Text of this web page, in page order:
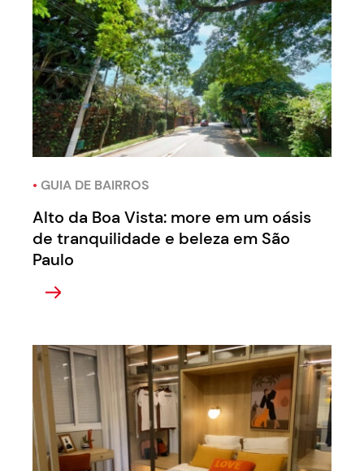
• GUIA DE BAIRROS
Alto da Boa Vista: more em um oásis
de tranquilidade e beleza em São
Paulo